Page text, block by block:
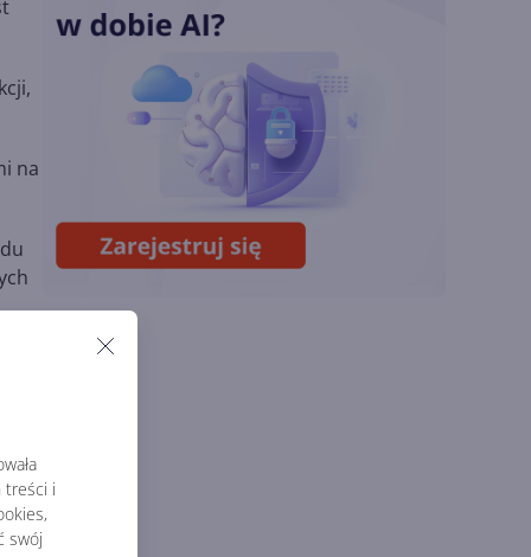
treści i
swój
na
modeli GPT-5.6.
Odpowiedź na presję
Chin
Miliardy z AI i
chmury. Microsoft
ogłasza znakomite
wyniki i